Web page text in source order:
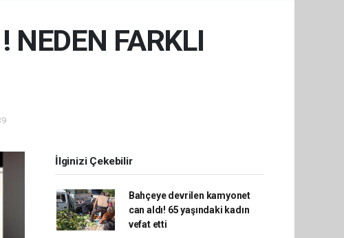
NEDEN FARKLI
İlginizi Çekebilir
Bahçeye devrilen kamyonet
can aldı! 65 yaşındaki kadın
vefat etti